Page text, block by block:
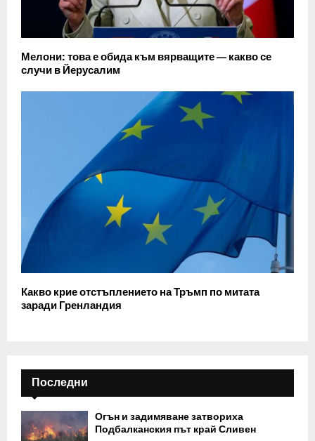
Мелони: това е обида към вярващите — какво се
случи в Йерусалим
Какво крие отстъплението на Тръмп по митата
заради Гренландия
Последни
Огън и задимяване затвориха
Подбалканския път край Сливен